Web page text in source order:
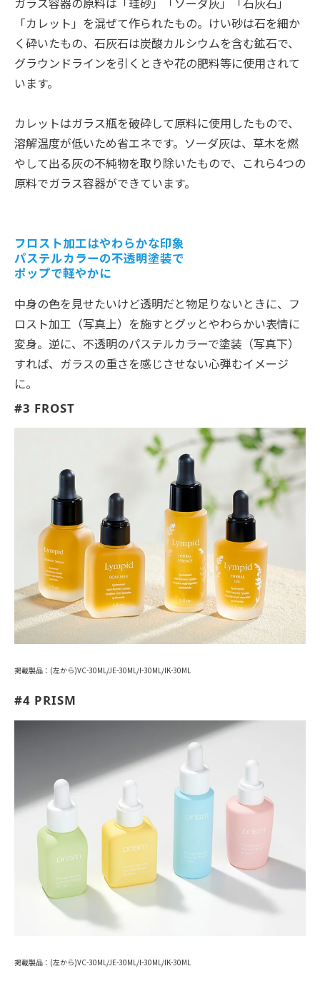
「カレット」を混ぜて作られたもの。けい砂は石を細か
く砕いたもの、石灰石は炭酸カルシウムを含む鉱石で、
グラウンドラインを引くときや花の肥料等に使用されて
います。
カレットはガラス瓶を破砕して原料に使用したもので、
溶解温度が低いため省エネです。ソーダ灰は、草木を燃
やして出る灰の不純物を取り除いたもので、これら4つの
原料でガラス容器ができています。
フロスト加工はやわらかな印象
パステルカラーの不透明塗装で
ポップで軽やかに
中身の色を見せたいけど透明だと物足りないときに、フ
ロスト加工（写真上）を施すとグッとやわらかい表情に
変身。逆に、不透明のパステルカラーで塗装（写真下）
すれば、ガラスの重さを感じさせない心弾むイメージ
に。
#3 FROST
掲載製品：(左から)VC-30ML/JE-30ML/I-30ML/IK-30ML
#4 PRISM
掲載製品：(左から)VC-30ML/JE-30ML/I-30ML/IK-30ML